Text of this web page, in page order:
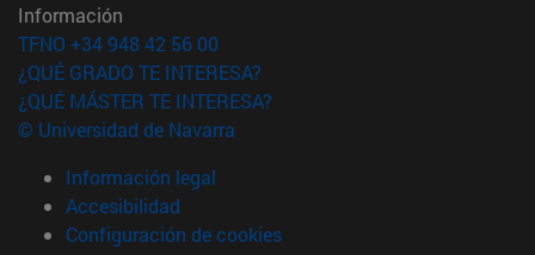
Información
TFNO +34 948 42 56 00
¿QUÉ GRADO TE INTERESA?
¿QUÉ MÁSTER TE INTERESA?
© Universidad de Navarra
Información legal
Accesibilidad
Configuración de cookies